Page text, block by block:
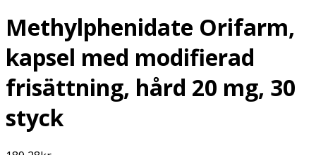
Methylphenidate Orifarm,
kapsel med modifierad
frisättning, hård 20 mg, 30
styck